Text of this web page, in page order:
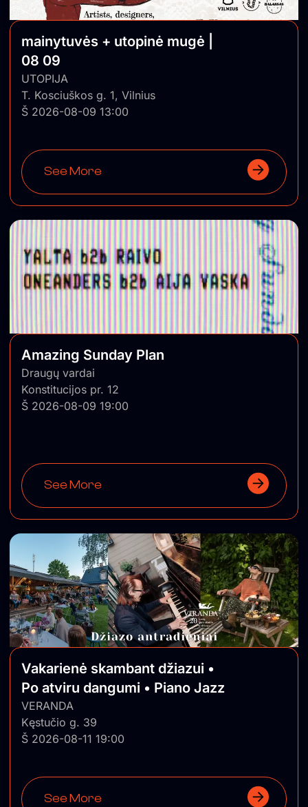
mainytuvės + utopinė mugė |
08 09
UTOPIJA
T. Kosciuškos g. 1, Vilnius
Š 2026-08-09 13:00
See More
Amazing Sunday Plan
Draugų vardai
Konstitucijos pr. 12
Š 2026-08-09 19:00
See More
Vakarienė skambant džiazui •
Po atviru dangumi • Piano Jazz
VERANDA
Kęstučio g. 39
Š 2026-08-11 19:00
See More